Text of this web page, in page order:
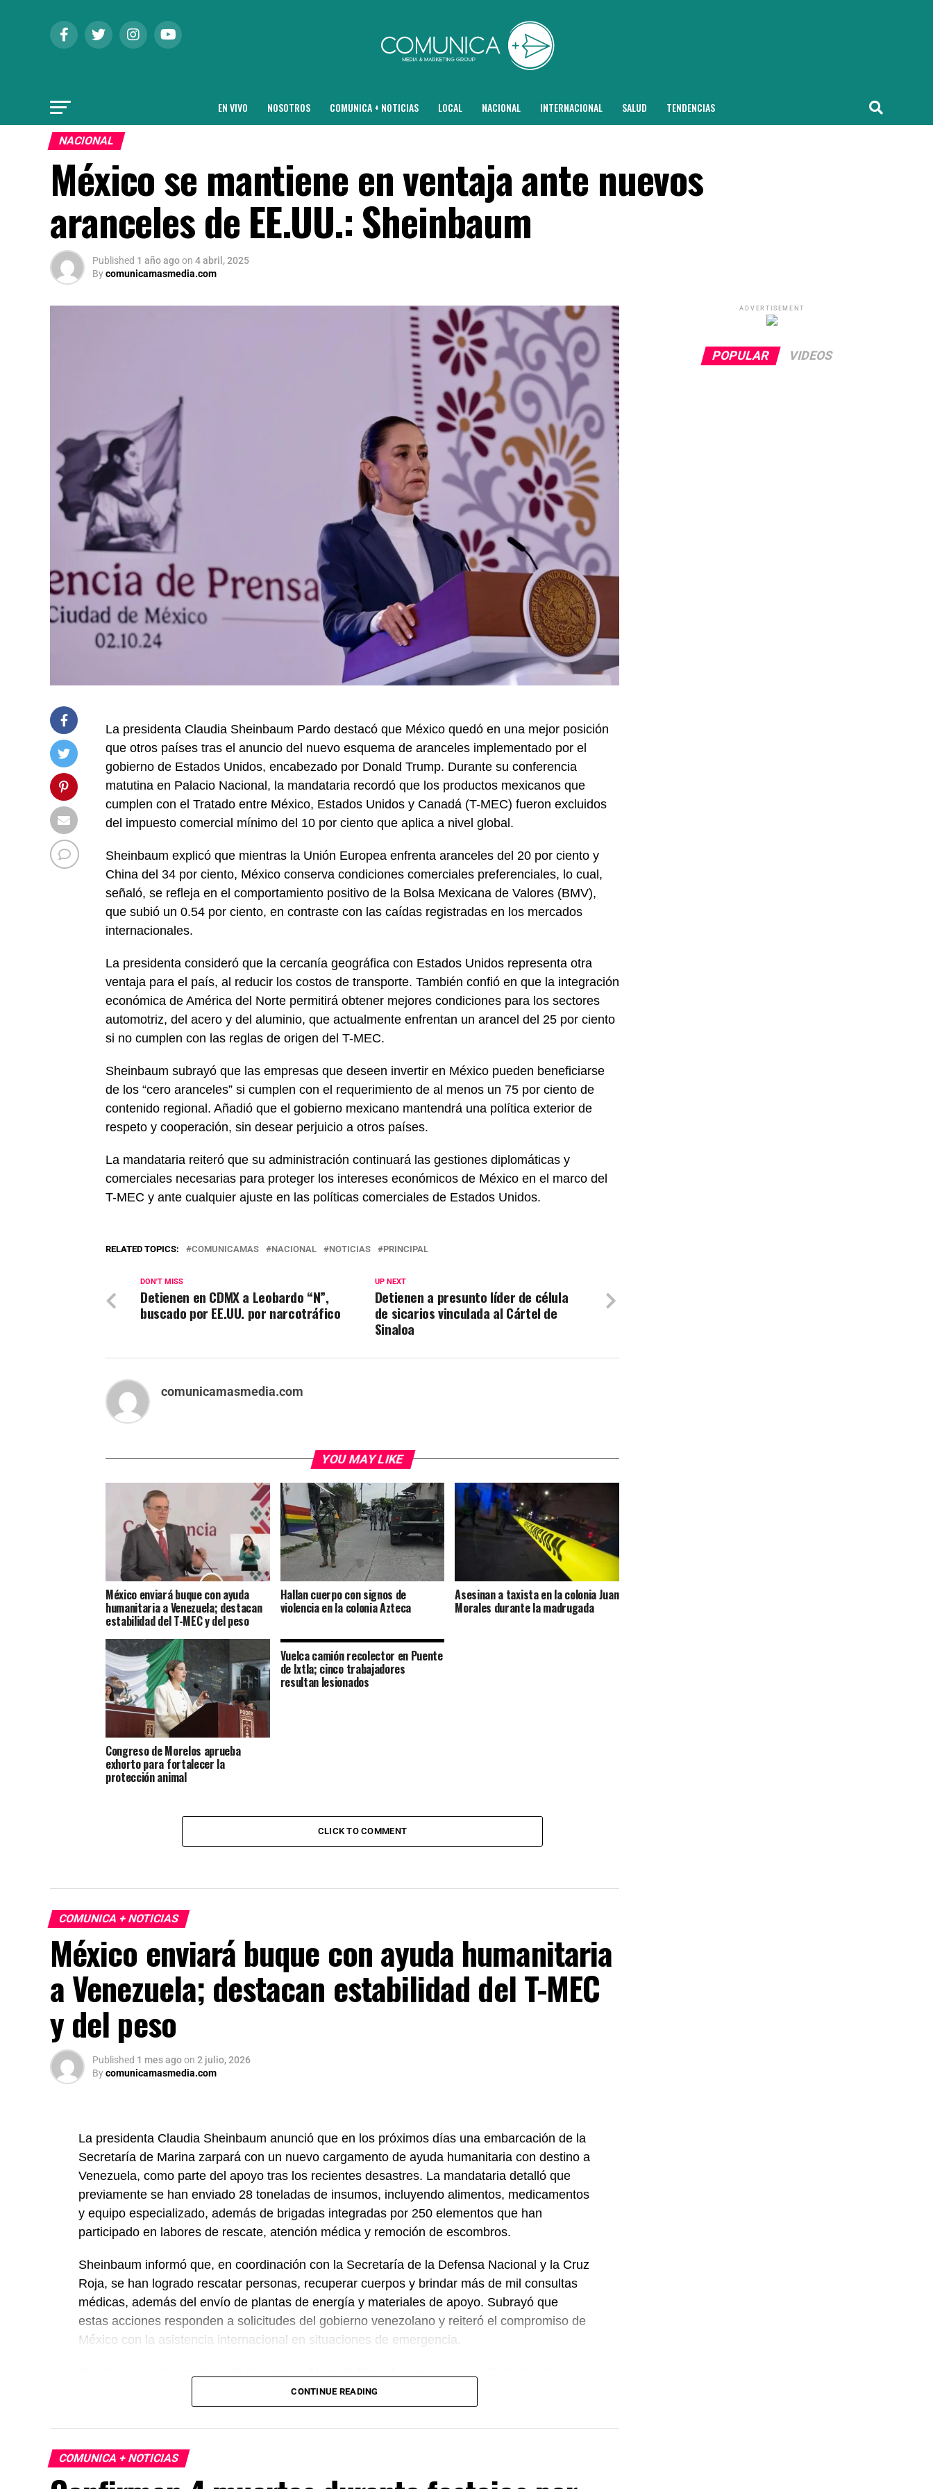
EN VIVO NOSOTROS COMUNICA + NOTICIAS LOCAL NACIONAL INTERNACIONAL SALUD TENDENCIAS
NACIONAL
México se mantiene en ventaja ante nuevos
aranceles de EE.UU.: Sheinbaum
Published 1 año agoon 4 abril, 2025
Bycomunicamasmedia.com
La presidenta Claudia Sheinbaum Pardo destacó que México quedó en una mejor posición
que otros países tras el anuncio del nuevo esquema de aranceles implementado por el
gobierno de Estados Unidos, encabezado por Donald Trump. Durante su conferencia
matutina en Palacio Nacional, la mandataria recordó que los productos mexicanos que
cumplen con el Tratado entre México, Estados Unidos y Canadá (T-MEC) fueron excluidos
del impuesto comercial mínimo del 10 por ciento que aplica a nivel global.
Sheinbaum explicó que mientras la Unión Europea enfrenta aranceles del 20 por ciento y
China del 34 por ciento, México conserva condiciones comerciales preferenciales, lo cual,
señaló, se refleja en el comportamiento positivo de la Bolsa Mexicana de Valores (BMV),
que subió un 0.54 por ciento, en contraste con las caídas registradas en los mercados
internacionales.
La presidenta consideró que la cercanía geográfica con Estados Unidos representa otra
ventaja para el país, al reducir los costos de transporte. También confió en que la integración
económica de América del Norte permitirá obtener mejores condiciones para los sectores
automotriz, del acero y del aluminio, que actualmente enfrentan un arancel del 25 por ciento
si no cumplen con las reglas de origen del T-MEC.
Sheinbaum subrayó que las empresas que deseen invertir en México pueden beneficiarse
de los “cero aranceles” si cumplen con el requerimiento de al menos un 75 por ciento de
contenido regional. Añadió que el gobierno mexicano mantendrá una política exterior de
respeto y cooperación, sin desear perjuicio a otros países.
La mandataria reiteró que su administración continuará las gestiones diplomáticas y
comerciales necesarias para proteger los intereses económicos de México en el marco del
T-MEC y ante cualquier ajuste en las políticas comerciales de Estados Unidos.
RELATED TOPICS: COMUNICAMAS NACIONAL NOTICIAS PRINCIPAL
UP NEXT
Detienen a presunto líder de célula
de sicarios vinculada al Cártel de
Sinaloa
DON'T MISS
Detienen en CDMX a Leobardo “N”,
buscado por EE.UU. por narcotráfico
comunicamasmedia.com
YOU MAY LIKE
México enviará buque con ayuda
humanitaria a Venezuela; destacan
estabilidad del T-MEC y del peso
Hallan cuerpo con signos de
violencia en la colonia Azteca
Asesinan a taxista en la colonia Juan
Morales durante la madrugada
Congreso de Morelos aprueba
exhorto para fortalecer la
protección animal
Vuelca camión recolector en Puente
de Ixtla; cinco trabajadores
resultan lesionados
CLICK TO COMMENT
COMUNICA + NOTICIAS
México enviará buque con ayuda humanitaria
a Venezuela; destacan estabilidad del T-MEC
y del peso
Published 1 mes agoon 2 julio, 2026
Bycomunicamasmedia.com
La presidenta Claudia Sheinbaum anunció que en los próximos días una embarcación de la
Secretaría de Marina zarpará con un nuevo cargamento de ayuda humanitaria con destino a
Venezuela, como parte del apoyo tras los recientes desastres. La mandataria detalló que
previamente se han enviado 28 toneladas de insumos, incluyendo alimentos, medicamentos
y equipo especializado, además de brigadas integradas por 250 elementos que han
participado en labores de rescate, atención médica y remoción de escombros.
Sheinbaum informó que, en coordinación con la Secretaría de la Defensa Nacional y la Cruz
Roja, se han logrado rescatar personas, recuperar cuerpos y brindar más de mil consultas
médicas, además del envío de plantas de energía y materiales de apoyo. Subrayó que
estas acciones responden a solicitudes del gobierno venezolano y reiteró el compromiso de
México con la asistencia internacional en situaciones de emergencia.
México, Estados Unidos y Canadá (T-MEC) se mantiene sin cambios y continúa ofreciendo
certidumbre a inversionistas, pese a los procesos de revisión previstos. Por su parte, la
presidenta afirmó que el peso mexicano se mantiene estable frente al dólar y reiteró que el
país es seguro para visitantes, tras los recientes incidentes registrados durante
celebraciones en la capital.
CONTINUE READING
COMUNICA + NOTICIAS
ADVERTISEMENT
POPULAR VIDEOS